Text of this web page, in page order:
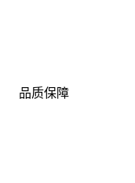
品质保障